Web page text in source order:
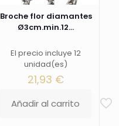
Broche flor diamantes
Ø3cm.min.12...
El precio incluye 12
unidad(es)
21,93 €
Añadir al carrito